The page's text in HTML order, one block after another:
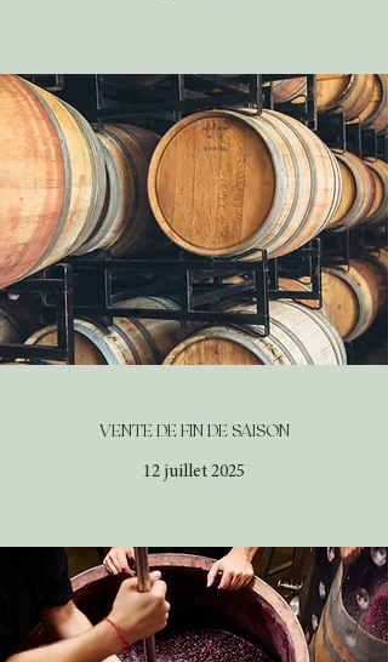
VENTE DE FIN DE SAISON
12 juillet 2025